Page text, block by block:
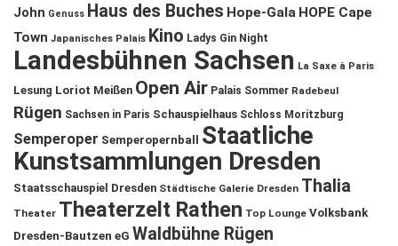
John Genuss Haus des Buches Hope-Gala HOPE Cape
Town Japanisches Palais Kino Ladys Gin Night
Landesbühnen Sachsen La Saxe à Paris
Lesung Loriot Meißen Open Air Palais Sommer Radebeul
Rügen Sachsen in Paris Schauspielhaus Schloss Moritzburg
Semperoper Semperopernball
Staatliche
Kunstsammlungen Dresden
Staatsschauspiel Dresden Städtische Galerie Dresden Thalia
Theater Theaterzelt Rathen Top Lounge Volksbank
Dresden-Bautzen eG Waldbühne Rügen